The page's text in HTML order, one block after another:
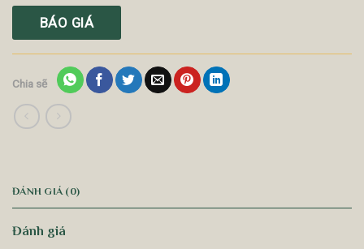
BÁO GIÁ
Chia sẽ
ĐÁNH GIÁ (0)
Đánh giá